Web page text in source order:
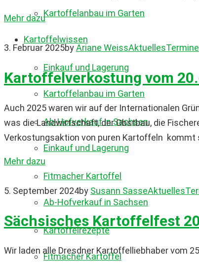
Kartoffelanbau im Garten
Einkauf und Lagerung
Ab-Hofverkauf in Sachsen
Fitmacher Kartoffel
Kartoffelrezepte
Kartoffelwissen
Kartoffelanbau im Garten
Einkauf und Lagerung
Ab-Hofverkauf in Sachsen
Fitmacher Kartoffel
Mehr dazu
3. Februar 2025byAriane WeissAktuellesTermine
Kartoffelverkostung vom
Auch 2025 waren wir auf der Internationalen
was die Landwirtschaft, der Obstbau, die
Verkostungsaktion von puren Kartoffeln kommt
Mehr dazu
5. September 2024by Susann SasseAktuelles
Sächsisches Kartoffelfest
Wir laden alle Dresdner Kartoffelliebhaber vom